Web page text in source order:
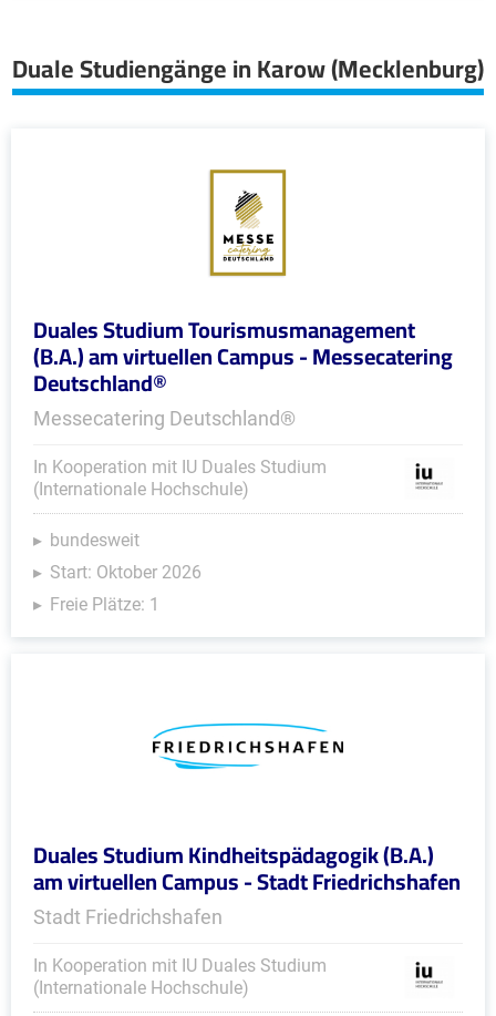
Duale Studiengänge in Karow (Mecklenburg)
Duales Studium Tourismusmanagement
(B.A.) am virtuellen Campus - Messecatering
Deutschland®
Messecatering Deutschland®
In Kooperation mit IU Duales Studium
(Internationale Hochschule)
bundesweit
Start: Oktober 2026
Freie Plätze: 1
Duales Studium Kindheitspädagogik (B.A.)
am virtuellen Campus - Stadt Friedrichshafen
Stadt Friedrichshafen
In Kooperation mit IU Duales Studium
(Internationale Hochschule)